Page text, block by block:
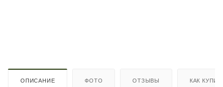
ОПИСАНИЕ ФОТО ОТЗЫВЫ КАК